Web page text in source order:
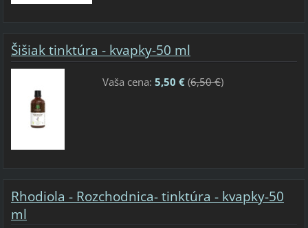
Šišiak tinktúra - kvapky-50 ml
Vaša cena: 5,50 €(6,50 €)
Rhodiola - Rozchodnica- tinktúra - kvapky-50
ml